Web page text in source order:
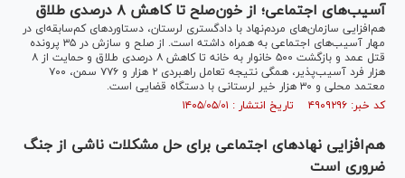
آسیب‌های اجتماعی؛ از خون‌صلح تا کاهش ۸ درصدی طلاق
هم‌افزایی سازمان‌های مردم‌نهاد با دادگستری لرستان، دستاورد‌های کم‌سابقه‌ای در
مهار آسیب‌های اجتماعی به همراه داشته است. از صلح و سازش در ۳۵ پرونده
قتل عمد و بازگشت ۵۰۰ خانوار به خانه تا کاهش ۸ درصدی طلاق و حمایت از ۸
هزار فرد آسیب‌پذیر، همگی نتیجه تعامل راهبردی ۲ هزار و ۷۷۶ سمن، ۷۰۰
معتمد محلی و ۳۰ هزار خیر لرستانی با دستگاه قضایی است.
کد خبر: ۴۹۰۹۲۹۶ تاریخ انتشار : ۱۴۰۵/۰۵/۰۱
هم‌افزایی نهاد‌های اجتماعی برای حل مشکلات ناشی از جنگ
ضروری است